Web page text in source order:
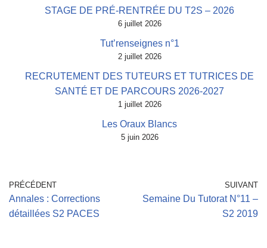
STAGE DE PRÉ-RENTRÉE DU T2S – 2026
6 juillet 2026
Tut’renseignes n°1
2 juillet 2026
RECRUTEMENT DES TUTEURS ET TUTRICES DE
SANTÉ ET DE PARCOURS 2026-2027
1 juillet 2026
Les Oraux Blancs
5 juin 2026
PRÉCÉDENT
Annales : Corrections
détaillées S2 PACES
SUIVANT
Semaine Du Tutorat N°11 –
S2 2019